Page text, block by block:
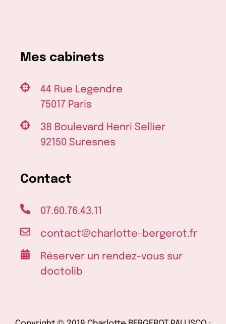
Mes cabinets
44 Rue Legendre
75017 Paris
38 Boulevard Henri Sellier
92150 Suresnes
Contact
07.60.76.43.11
contact@charlotte-bergerot.fr
Réserver un rendez-vous sur
doctolib